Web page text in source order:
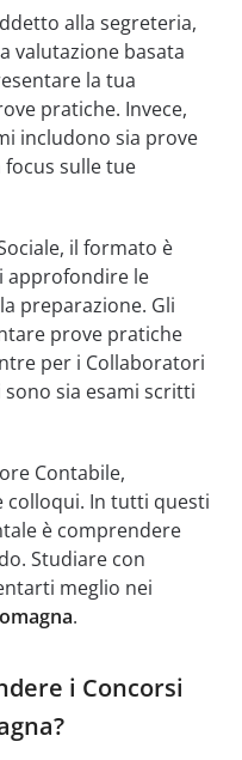
alla segreteria,
valutazione basata
la tua
pratiche. Invece,
includono sia prove
sulle tue
il formato è
approfondire le
preparazione. Gli
prove pratiche
per i Collaboratori
sia esami scritti
Contabile,
colloqui. In tutti questi
è comprendere
Studiare con
meglio nei
.
i Concorsi